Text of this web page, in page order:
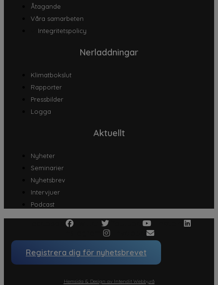
Åtagande
Våra samarbeten
Integritetspolicy
Nerladdningar
Klimatbokslut
Rapporter
Pressbilder
Logga
Aktuellt
Nyheter
Seminarier
Nyhetsbrev
Intervjuer
Podcast
Registrera dig för nyhetsbrevet
Hemsida & Design av Intendit Webbyrå